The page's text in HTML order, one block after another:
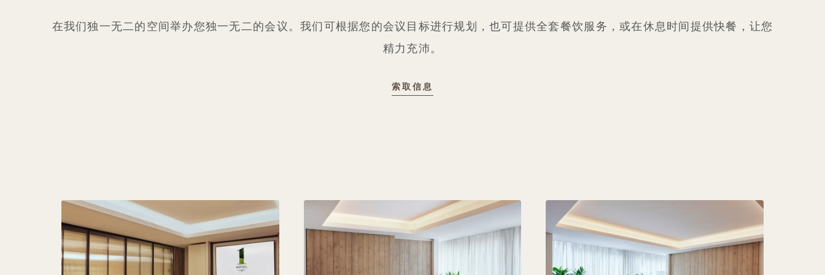
在我们独一无二的空间举办您独一无二的会议。我们可根据您的会议目标进行规划，也可提供全套餐饮服务，或在休息时间提供快餐，让您
精力充沛。
索取信息